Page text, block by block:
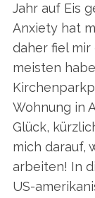
Jahr auf Eis
Anxiety hat
daher fiel mir
meisten
Wohnung in
Glück,
mich darauf,
arbeiten! In
US-